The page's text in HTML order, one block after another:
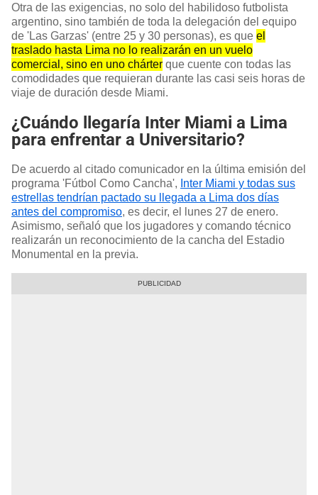
Otra de las exigencias, no solo del habilidoso futbolista
argentino, sino también de toda la delegación del equipo
de 'Las Garzas' (entre 25 y 30 personas), es que el
traslado hasta Lima no lo realizarán en un vuelo
comercial, sino en uno chárter que cuente con todas las
comodidades que requieran durante las casi seis horas de
viaje de duración desde Miami.
¿Cuándo llegaría Inter Miami a Lima
para enfrentar a Universitario?
De acuerdo al citado comunicador en la última emisión del
programa 'Fútbol Como Cancha', Inter Miami y todas sus
estrellas tendrían pactado su llegada a Lima dos días
antes del compromiso, es decir, el lunes 27 de enero.
Asimismo, señaló que los jugadores y comando técnico
realizarán un reconocimiento de la cancha del Estadio
Monumental en la previa.